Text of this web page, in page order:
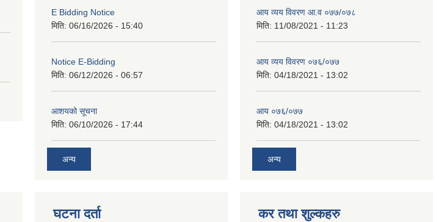
E Bidding Notice
मिति: 06/16/2026 - 15:40
Notice E-Bidding
मिति: 06/12/2026 - 06:57
आशयको सूचना
मिति: 06/10/2026 - 17:44
अन्य
आय व्यय विवरण आ.व ०७७/०७८
मिति: 11/08/2021 - 11:23
आय व्यय विवरण ०७६/०७७
मिति: 04/18/2021 - 13:02
आय ०७६/०७७
मिति: 04/18/2021 - 13:02
अन्य
घटना दर्ता कर तथा शुल्कहरु